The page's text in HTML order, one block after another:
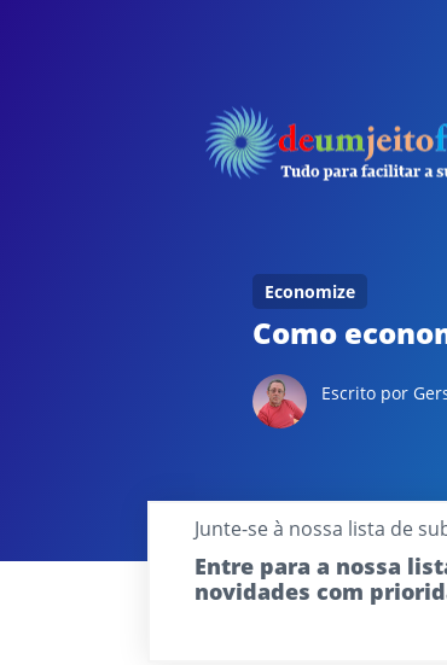
Economize
Como
Escrito por
Junte-se à nossa lista de
Entre para a nossa
novidades com